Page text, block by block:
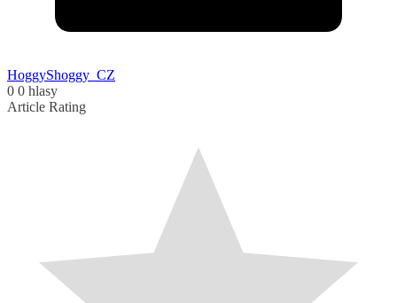
HoggyShoggy_CZ
0 0 hlasy
Article Rating